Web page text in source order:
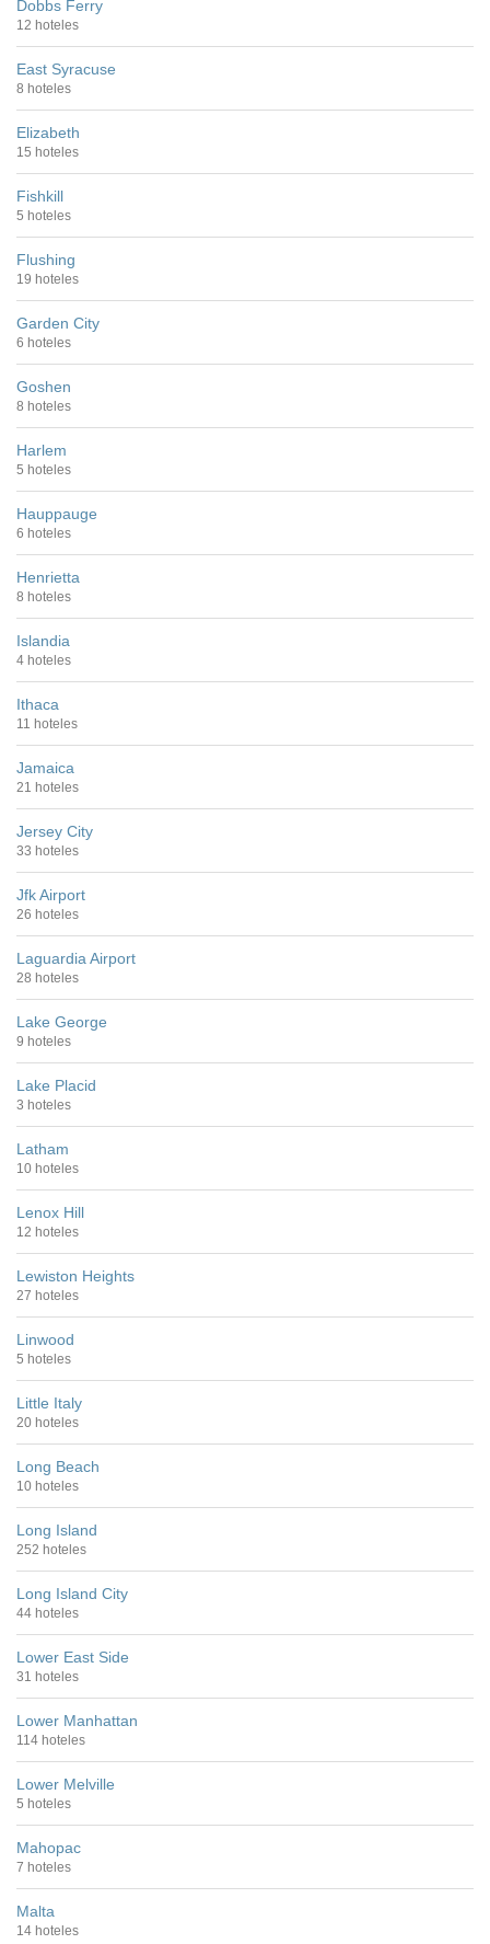
Dobbs Ferry
12 hoteles
East Syracuse
8 hoteles
Elizabeth
15 hoteles
Fishkill
5 hoteles
Flushing
19 hoteles
Garden City
6 hoteles
Goshen
8 hoteles
Harlem
5 hoteles
Hauppauge
6 hoteles
Henrietta
8 hoteles
Islandia
4 hoteles
Ithaca
11 hoteles
Jamaica
21 hoteles
Jersey City
33 hoteles
Jfk Airport
26 hoteles
Laguardia Airport
28 hoteles
Lake George
9 hoteles
Lake Placid
3 hoteles
Latham
10 hoteles
Lenox Hill
12 hoteles
Lewiston Heights
27 hoteles
Linwood
5 hoteles
Little Italy
20 hoteles
Long Beach
10 hoteles
Long Island
252 hoteles
Long Island City
44 hoteles
Lower East Side
31 hoteles
Lower Manhattan
114 hoteles
Lower Melville
5 hoteles
Mahopac
7 hoteles
Malta
14 hoteles